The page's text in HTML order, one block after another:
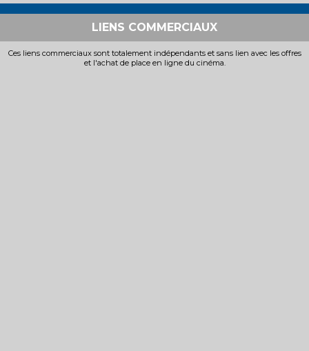
LIENS COMMERCIAUX
Ces liens commerciaux sont totalement indépendants et sans lien avec les offres
et l'achat de place en ligne du cinéma.